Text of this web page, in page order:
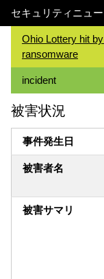
セキュリティニュ
Ohio Lottery hit
ransomware
incident
被害状況
事件発生日
被害者名
被害サマリ